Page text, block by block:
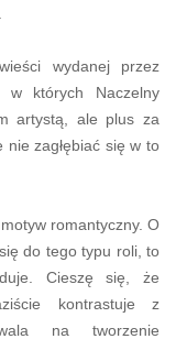
wydanej przez
w których Naczelny
artystą, ale plus za
nie zagłębiać się w to
romantyczny. O
do tego typu roli, to
Cieszę się, że
kontrastuje z
na tworzenie